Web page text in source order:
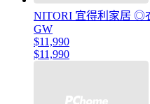
NITORI 宜得利家居 ◎
GW
$11,990
$11,990